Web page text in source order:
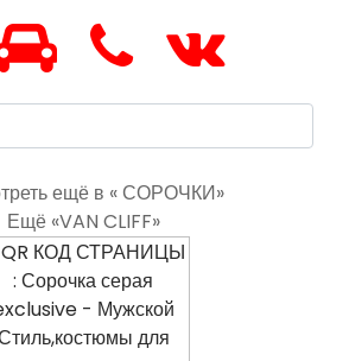
ещё в « СОРОЧКИ»
Ещё «VAN CLIFF»